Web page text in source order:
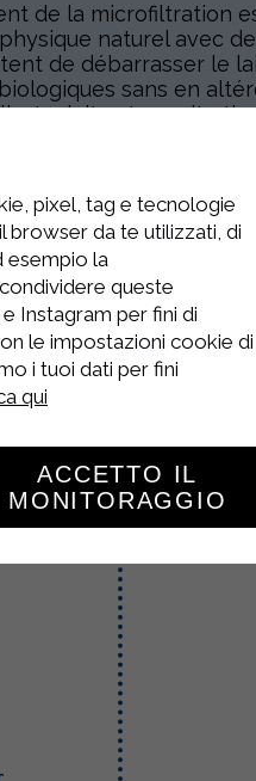
de la microfiltration
naturel avec
de débarrasser le
sans en
Le lait est ensuite
le goût naturel tout en
Lait 100% italien. Le
pixel, tag e tecnologie
browser da te utilizzati, di
esempio la
queste
Instagram per fini di
le impostazioni cookie di
i tuoi dati per fini
qui
ACCETTO IL
MONITORAGGIO